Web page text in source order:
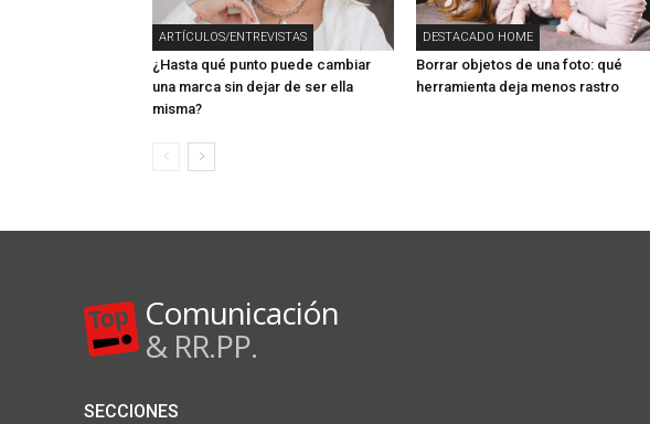
ARTÍCULOS/ENTREVISTAS
¿Hasta qué punto puede cambiar
una marca sin dejar de ser ella
misma?
DESTACADO HOME
Borrar objetos de una foto: qué
herramienta deja menos rastro
Comunicación
& RR.PP.
SECCIONES